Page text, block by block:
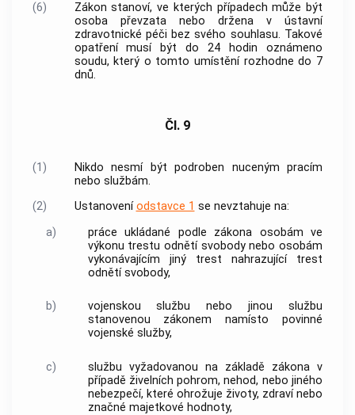
(6)
Zákon stanoví, ve kterých případech může být
osoba převzata nebo držena v ústavní
zdravotnické péči bez svého souhlasu. Takové
opatření musí být do 24 hodin oznámeno
soudu, který o tomto umístění rozhodne do 7
dnů.
Čl. 9
(1)
Nikdo nesmí být podroben nuceným pracím
nebo službám.
(2)
Ustanovení odstavce 1 se nevztahuje na:
a)
práce ukládané podle zákona osobám ve
výkonu trestu odnětí svobody nebo osobám
vykonávajícím jiný trest nahrazující trest
odnětí svobody,
b)
vojenskou službu nebo jinou službu
stanovenou zákonem namísto povinné
vojenské služby,
c)
službu vyžadovanou na základě zákona v
případě živelních pohrom, nehod, nebo jiného
nebezpečí, které ohrožuje životy, zdraví nebo
značné majetkové hodnoty,